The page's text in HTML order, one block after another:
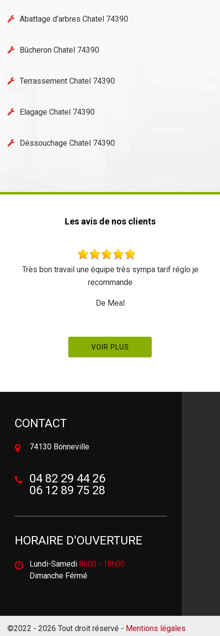
Abattage d'arbres Chatel 74390
Bûcheron Chatel 74390
Terrassement Chatel 74390
Elagage Chatel 74390
Déssouchage Chatel 74390
Les avis de nos clients
réglo je Rapide et efficace, je recommande
VOIR PLUS
CONTACT
74130 Bonneville
04 82 29 44 26
06 12 89 75 28
HORAIRE D'OUVERTURE
Lundi-Samedi 8h00 - 18h00
Dimanche Férmé
©2022 - 2026 Tout droit réservé - Mentions légales